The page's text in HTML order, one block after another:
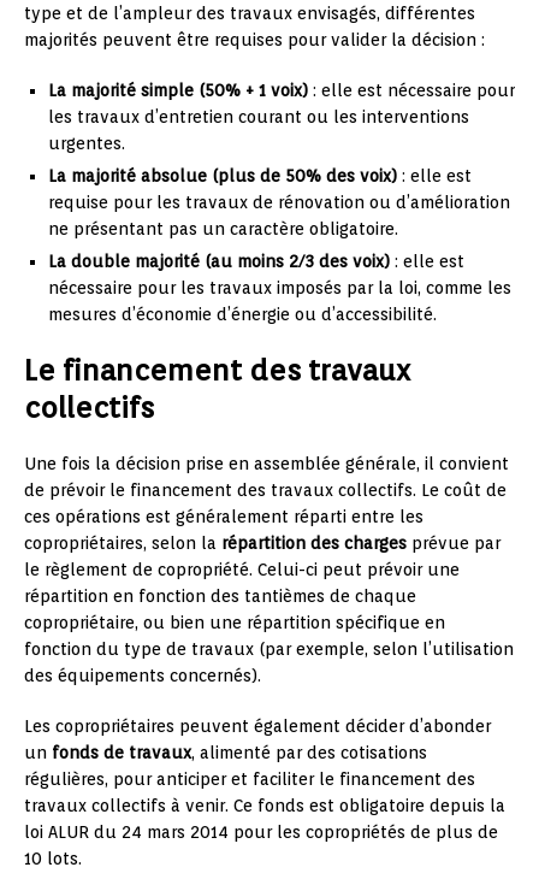
type et de l’ampleur des travaux envisagés, différentes
majorités peuvent être requises pour valider la décision :
La majorité simple (50% + 1 voix) : elle est nécessaire pour
les travaux d’entretien courant ou les interventions
urgentes.
La majorité absolue (plus de 50% des voix) : elle est
requise pour les travaux de rénovation ou d’amélioration
ne présentant pas un caractère obligatoire.
La double majorité (au moins 2/3 des voix) : elle est
nécessaire pour les travaux imposés par la loi, comme les
mesures d’économie d’énergie ou d’accessibilité.
Le financement des travaux
collectifs
Une fois la décision prise en assemblée générale, il convient
de prévoir le financement des travaux collectifs. Le coût de
ces opérations est généralement réparti entre les
copropriétaires, selon la répartition des charges prévue par
le règlement de copropriété. Celui-ci peut prévoir une
répartition en fonction des tantièmes de chaque
copropriétaire, ou bien une répartition spécifique en
fonction du type de travaux (par exemple, selon l’utilisation
des équipements concernés).
Les copropriétaires peuvent également décider d’abonder
un fonds de travaux, alimenté par des cotisations
régulières, pour anticiper et faciliter le financement des
travaux collectifs à venir. Ce fonds est obligatoire depuis la
loi ALUR du 24 mars 2014 pour les copropriétés de plus de
10 lots.